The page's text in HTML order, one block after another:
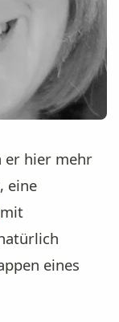
er hier mehr
eine
eines